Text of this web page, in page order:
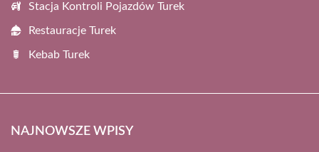
Stacja Kontroli Pojazdów Turek
Restauracje Turek
Kebab Turek
NAJNOWSZE WPISY